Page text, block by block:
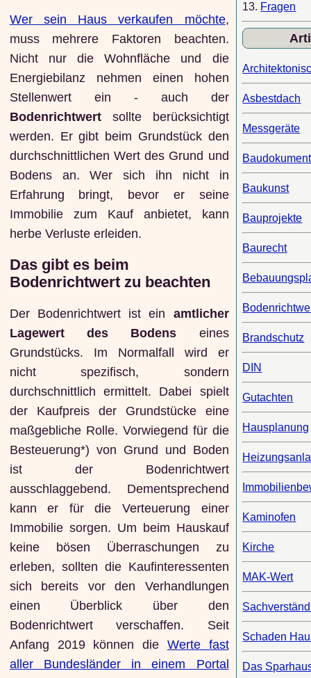
Wer sein Haus verkaufen möchte,
muss mehrere Faktoren beachten.
Nicht nur die Wohnfläche und die
Energiebilanz nehmen einen hohen
Stellenwert ein - auch der
Bodenrichtwertsollte berücksichtigt
werden. Er gibt beim Grundstück den
durchschnittlichen Wert des Grund und
Bodens an. Wer sich ihn nicht in
Erfahrung bringt, bevor er seine
Immobilie zum Kauf anbietet, kann
herbe Verluste erleiden.
Das gibt es beim
Bodenrichtwert zu beachten
Der Bodenrichtwert ist ein amtlicher
Lagewert des Bodens eines
Grundstücks. Im Normalfall wird er
nicht spezifisch, sondern
durchschnittlich ermittelt. Dabei spielt
der Kaufpreis der Grundstücke eine
maßgebliche Rolle. Vorwiegend für die
Besteuerung*) von Grund und Boden
ist der Bodenrichtwert
ausschlaggebend. Dementsprechend
kann er für die Verteuerung einer
Immobilie sorgen. Um beim Hauskauf
keine bösen Überraschungen zu
erleben, sollten die Kaufinteressenten
sich bereits vor den Verhandlungen
einen Überblick über den
Bodenrichtwert verschaffen. Seit
Anfang 2019 können die Werte fast
aller Bundesländer in einem Portal
13. Fragen
Asbestdach
Messgeräte
Baukunst
Bauprojekte
Baurecht
Brandschutz
DIN
Gutachten
Hausplanung
Kaminofen
Kirche
MAK-Wert
Schaden
Das